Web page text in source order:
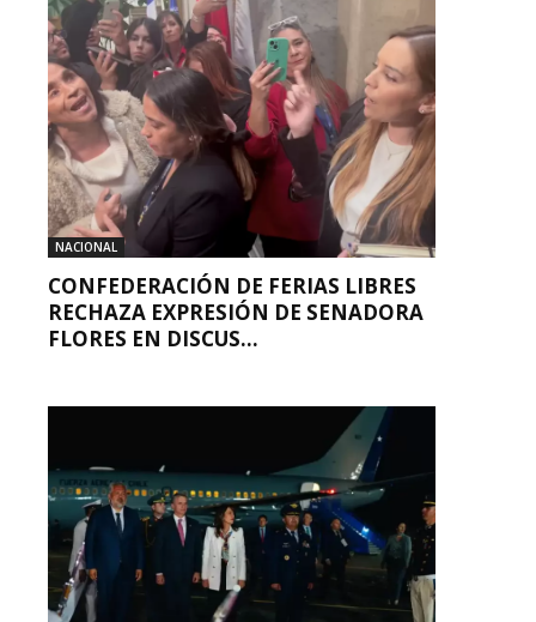
NACIONAL
CONFEDERACIÓN DE FERIAS LIBRES
RECHAZA EXPRESIÓN DE SENADORA
FLORES EN DISCUS...